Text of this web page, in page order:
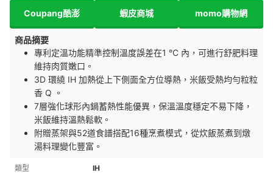
Coupang酷澎 蝦皮商城 momo購物網
商品摘要
專利定溫功能精準控制溫度誤差在1 °C 內，可進行舒肥料理
維持肉質嫩口。
3D 環繞 IH 加熱從上下側面全方位導熱，米飯受熱均勻粒粒
香 Q 。
7層強化球形內鍋蓄熱性能優異，保溫溫度穩定不易下降，
米飯維持溫熱鬆軟。
附贈蒸架與52道食譜搭配16種烹煮模式，從炊飯蒸煮到燉
湯料理變化豐富。
類型 IH